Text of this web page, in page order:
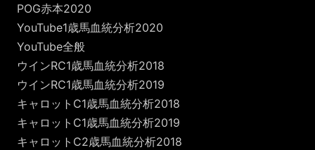
POG赤本2020
YouTube1歳馬血統分析2020
YouTube全般
ウインRC1歳馬血統分析2018
ウインRC1歳馬血統分析2019
キャロットC1歳馬血統分析2018
キャロットC1歳馬血統分析2019
キャロットC2歳馬血統分析2018